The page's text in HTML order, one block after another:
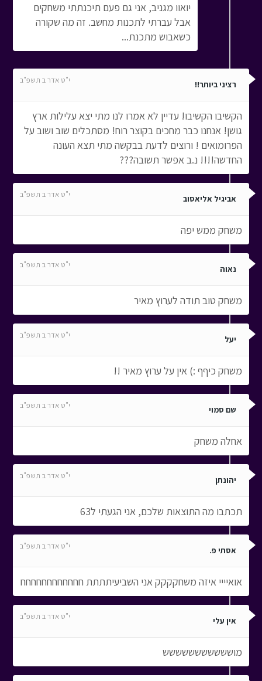
יואוו מגניב, אני גם פעם תיכנתתי משחקים
אבל עברתי לתכנות מחשב. זה מה שקורה
כשאבוש מתכנת...
רציני ביותר!! י"ט אדר ב תשפ"ב
הקשיבו הקשיבו! עדיין לא אמרו לנו מתי יצא עלילות ארץ
גושן! אנחנו כבר מחכים בקוצר רוח! מסתכלים שוב ושוב על
הפרומואים ! ורוצים לדעת בבקשה מתי תצא העונה
החדשה!!!! נ.ב אפשר תשובה???
אביגיל אליאסוב י"ט אדר ב תשפ"ב
משחק ממש יפה
נאוה י"ט אדר ב תשפ"ב
משחק טוב תודה לערוץ מאיר
יעל י"ט אדר ב תשפ"ב
משחק כיףף :) אין על ערוץ מאיר !!
שם סמוי י"ט אדר ב תשפ"ב
אחלה משחק
יהונתן י"ט אדר ב תשפ"ב
תכתבו מה התוצאות שלכם, אני הגעתי ל63
אסתי פ. י"ט אדר ב תשפ"ב
אואיייי איזה משחקקקק אני השביעיתתתת חחחחחחחחחחחח
אין עלי י"ט אדר ב תשפ"ב
מוששששששששששש